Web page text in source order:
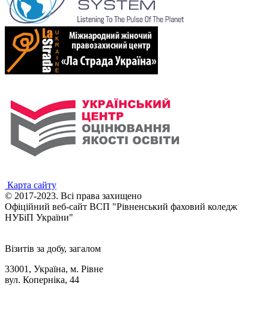
Карта сайту
© 2017-2023. Всі права захищено
Офіційний веб-сайт ВСП "Рівненський фаховий коледж
НУБіП України"
Візитів за добу, загалом
33001, Україна, м. Рівне
вул. Коперніка, 44